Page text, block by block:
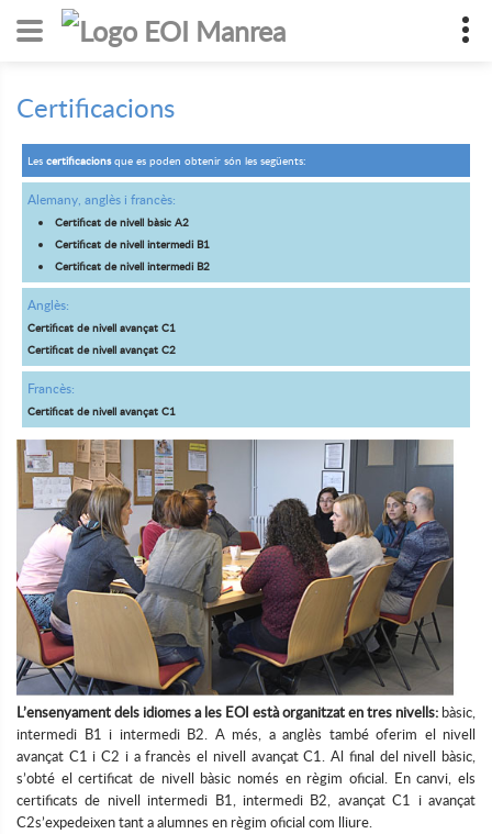
Certificacions
Les certificacionsque es poden obtenir són les següents:
Alemany, anglès i francès:
Certificat de nivell bàsic A2
Certificat de nivell intermedi B1
Certificat de nivell intermedi B2
Anglès:
Certificat de nivell avançat C1
Certificat de nivell avançat C2
Francès:
Certificat de nivell avançat C1
L’ensenyament dels idiomes a les EOI està organitzat en tres nivells: bàsic,
intermedi B1 i intermedi B2. A més, a anglès també oferim el nivell
avançat C1 i C2 i a francès el nivell avançat C1. Al final del nivell bàsic,
s’obté el certificat de nivell bàsic només en règim oficial. En canvi, els
certificats de nivell intermedi B1, intermedi B2, avançat C1 i avançat
C2s’expedeixen tant a alumnes en règim oficial com lliure.